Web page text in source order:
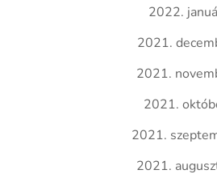
2022.
2021.
2021.
2021.
2021.
2021.